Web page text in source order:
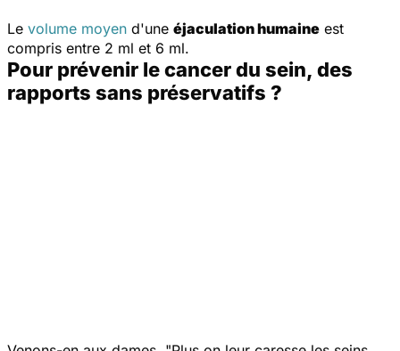
Le volume moyen d'une éjaculation humaine est
compris entre 2 ml et 6 ml.
Pour prévenir le cancer du sein, des
rapports sans préservatifs ?